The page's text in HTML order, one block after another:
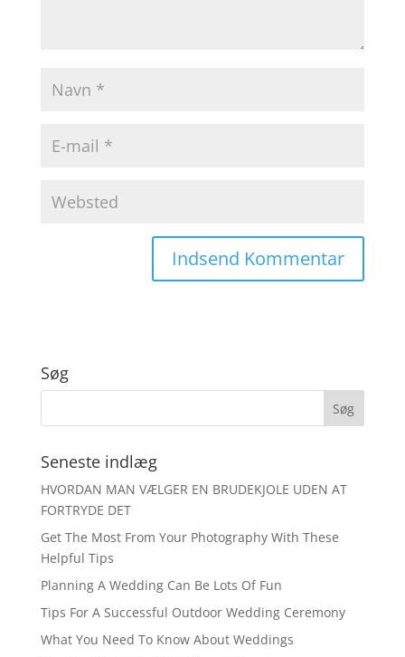
Søg
Seneste indlæg
HVORDAN MAN VÆLGER EN BRUDEKJOLE UDEN AT
FORTRYDE DET
Get The Most From Your Photography With These
Helpful Tips
Planning A Wedding Can Be Lots Of Fun
Tips For A Successful Outdoor Wedding Ceremony
What You Need To Know About Weddings